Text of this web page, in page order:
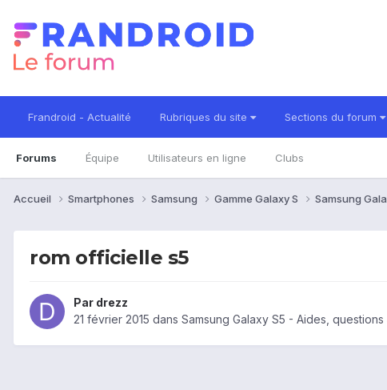
Frandroid - Actualité Rubriques du site Sections du forum
Forums Équipe Utilisateurs en ligne Clubs
Accueil Smartphones Samsung Gamme Galaxy S Samsung
rom officielle s5
Par drezz
21 février 2015 dans Samsung Galaxy S5 - Aides,